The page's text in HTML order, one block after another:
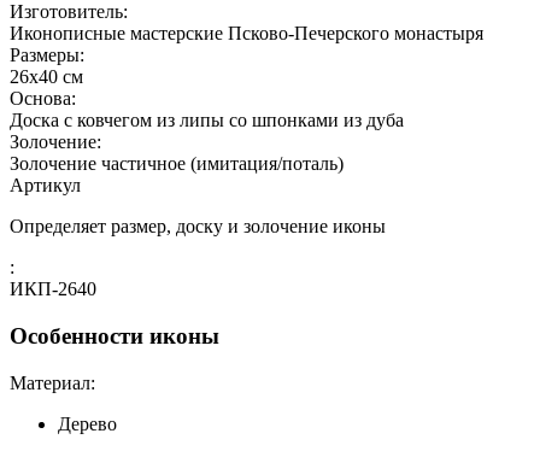
Изготовитель:
Иконописные мастерские Псково-Печерского монастыря
Размеры:
26x40 см
Основа:
Доска с ковчегом из липы со шпонками из дуба
Золочение:
Золочение частичное (имитация/поталь)
Артикул
Определяет размер, доску и золочение иконы
:
ИКП-2640
Особенности иконы
Материал:
Дерево